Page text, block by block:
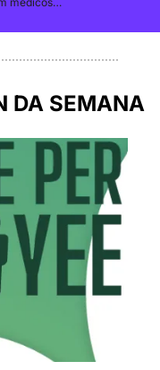
DA SEMANA